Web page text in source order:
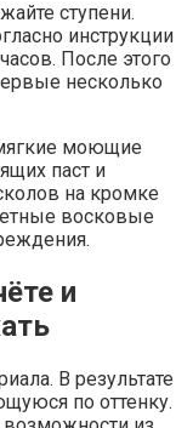
ступени.
инструкции
После этого
несколько
моющие
паст и
на кромке
восковые
и
В результате
по оттенку.